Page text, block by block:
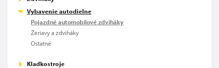
Vybavenie autodielne
Pojazdné automobilové zdviháky
Žeriavy a zdviháky
Ostatné
Kladkostroje